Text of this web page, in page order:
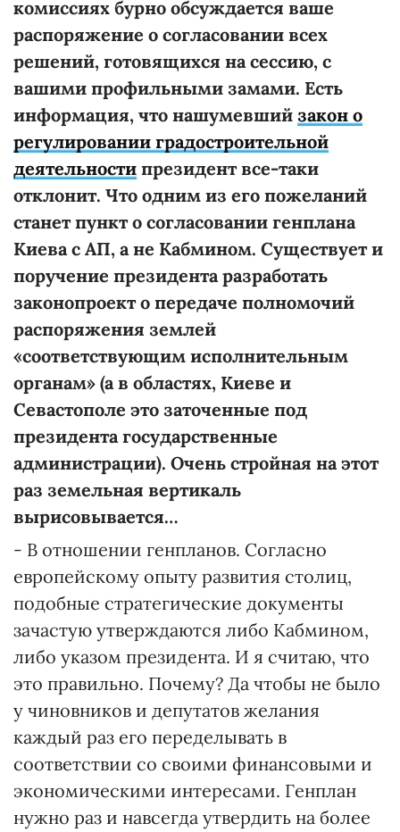
комиссиях бурно обсуждается ваше
распоряжение о согласовании всех
решений, готовящихся на сессию, с
вашими профильными замами. Есть
информация, что нашумевший закон о
регулировании градостроительной
деятельности президент все-таки
отклонит. Что одним из его пожеланий
станет пункт о согласовании генплана
Киева с АП, а не Кабмином. Существует и
поручение президента разработать
законопроект о передаче полномочий
распоряжения землей
«соответствующим исполнительным
органам» (а в областях, Киеве и
Севастополе это заточенные под
президента государственные
администрации). Очень стройная на этот
раз земельная вертикаль
вырисовывается…
- В отношении генпланов. Согласно
европейскому опыту развития столиц,
подобные стратегические документы
зачастую утверждаются либо Кабмином,
либо указом президента. И я считаю, что
это правильно. Почему? Да чтобы не было
у чиновников и депутатов желания
каждый раз его переделывать в
соответствии со своими финансовыми и
экономическими интересами. Генплан
нужно раз и навсегда утвердить на более